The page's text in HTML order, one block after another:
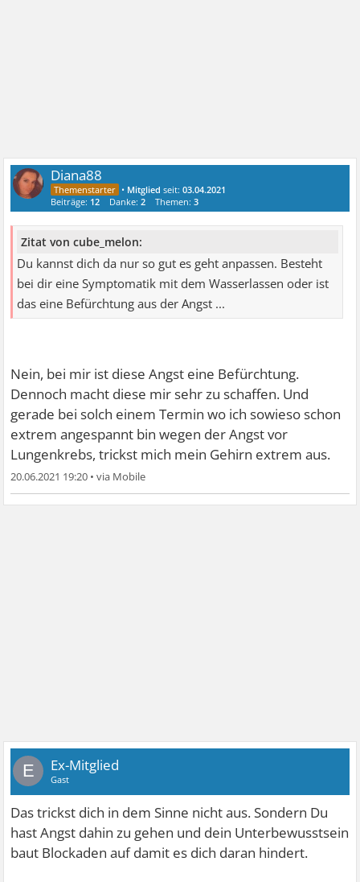
Diana88
• Mitglied seit:03.04.2021
Beiträge: 12 Danke:2 Themen:3
Zitat von cube_melon:
Du kannst dich da nur so gut es geht anpassen. Besteht
bei dir eine Symptomatik mit dem Wasserlassen oder ist
das eine Befürchtung aus der Angst ...
Nein, bei mir ist diese Angst eine Befürchtung.
Dennoch macht diese mir sehr zu schaffen. Und
gerade bei solch einem Termin wo ich sowieso schon
extrem angespannt bin wegen der Angst vor
Lungenkrebs, trickst mich mein Gehirn extrem aus.
20.06.2021 19:20 •
E Ex-Mitglied
Gast
Das trickst dich in dem Sinne nicht aus. Sondern Du
hast Angst dahin zu gehen und dein Unterbewusstsein
baut Blockaden auf damit es dich daran hindert.